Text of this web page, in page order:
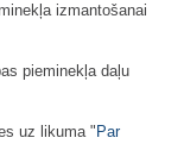
izmantošanai
pieminekļa daļu
uz likuma " Par